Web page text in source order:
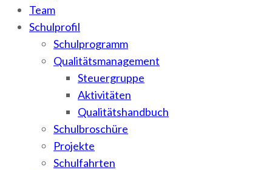
Team
Schulprofil
Schulprogramm
Qualitätsmanagement
Steuergruppe
Aktivitäten
Qualitätshandbuch
Schulbroschüre
Projekte
Schulfahrten